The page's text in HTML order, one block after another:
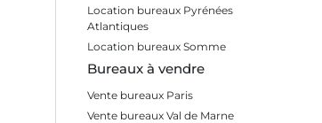
Location bureaux Pyrénées
Atlantiques
Location bureaux Somme
Bureaux à vendre
Vente bureaux Paris
Vente bureaux Val de Marne